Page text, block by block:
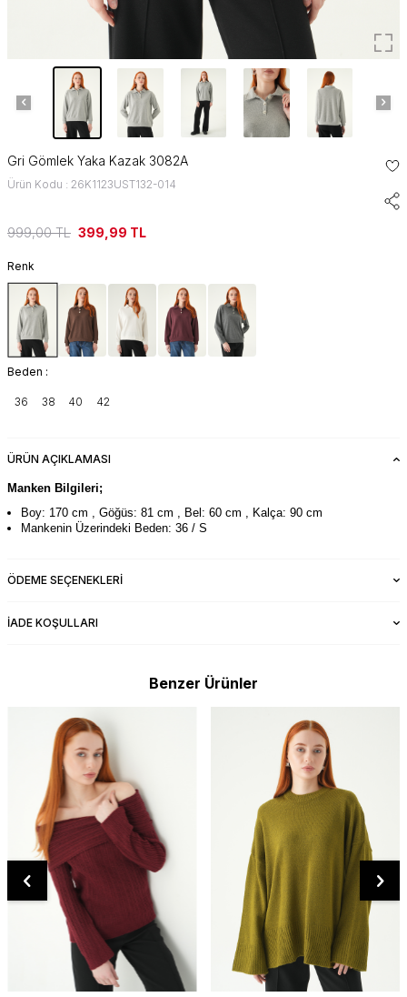
Gri Gömlek Yaka Kazak 3082A
Ürün Kodu : 26K1123UST132-014
999,00TL 399,99 TL
Renk
Beden :
36 38 40 42
ÜRÜN AÇIKLAMASI
Manken Bilgileri;
Boy: 170 cm , Göğüs: 81 cm , Bel: 60 cm , Kalça: 90 cm
Mankenin Üzerindeki Beden: 36 / S
ÖDEME SEÇENEKLERI
İADE KOŞULLARI
Benzer Ürünler